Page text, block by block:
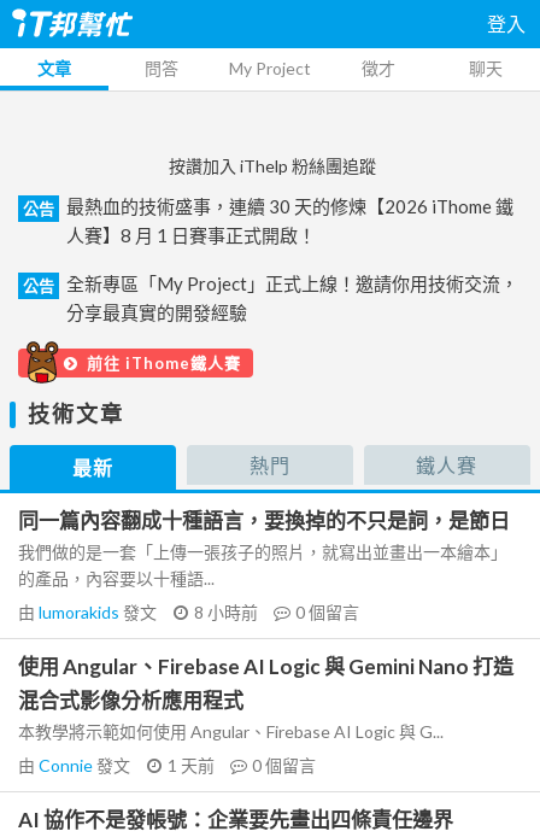
登入
文章 問答 My Project 徵才 聊天
按讚加入 iThelp 粉絲團追蹤
公告
最熱血的技術盛事，連續 30 天的修煉【2026 iThome 鐵
人賽】8 月 1 日賽事正式開啟！
公告
全新專區「My Project」正式上線！邀請你用技術交流，
分享最真實的開發經驗
前往 iThome鐵人賽
技術文章
最新 熱門 鐵人賽
同一篇內容翻成十種語言，要換掉的不只是詞，是節日
我們做的是一套「上傳一張孩子的照片，就寫出並畫出一本繪本」
的產品，內容要以十種語...
由 lumorakids 發文 8 小時前 0個留言
使用 Angular、Firebase AI Logic 與 Gemini Nano 打造
混合式影像分析應用程式
本教學將示範如何使用 Angular、Firebase AI Logic 與 G...
由 Connie發文 1 天前 0個留言
AI 協作不是發帳號：企業要先畫出四條責任邊界